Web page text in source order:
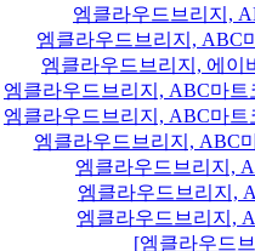
엠클라우드브리지,
엠클라우드브리지, ABC
엠클라우드브리지, 에이
엠클라우드브리지, ABC마트
엠클라우드브리지, ABC마트
엠클라우드브리지, ABC
엠클라우드브리지,
엠클라우드브리지,
엠클라우드브리지,
[엠클라우드